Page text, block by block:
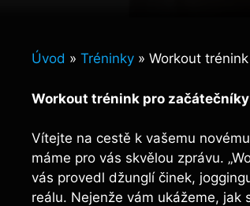
Úvod » Tréninky » Workout
Workout trénink pro
Vítejte na cestě k vašemu
máme pro vás skvělou zprávu.
vás provedl džunglí činek,
reálu. Nejenže vám ukážeme,